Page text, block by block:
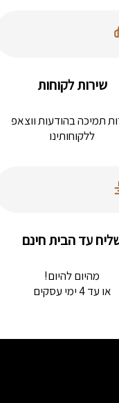
שירות לקוחות
תמיכה בהודעות ווצאפ
ללקוחותינו
עד הבית חינם
מהיום להיום!
או עד 4 ימי עסקים